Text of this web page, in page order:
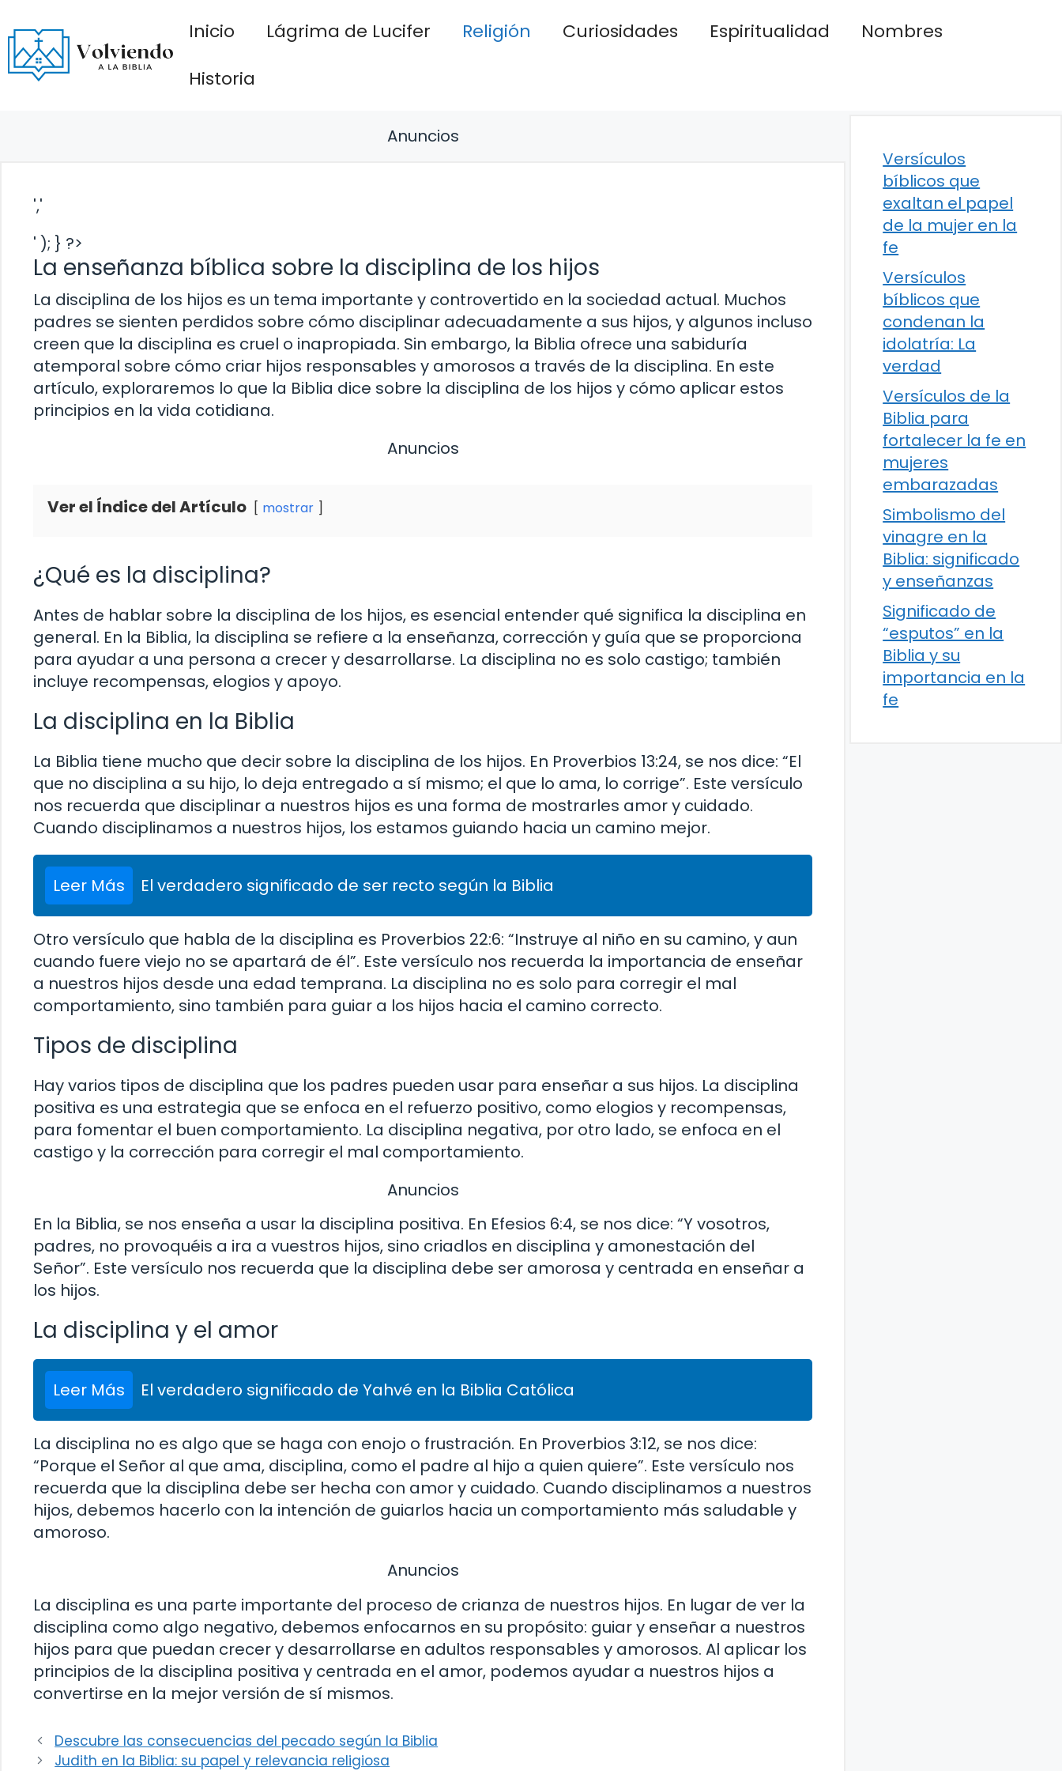
al
contenido
Inicio Lágrima de Lucifer Religión Curiosidades Espiritualidad
Nombres
Historia
Anuncios
','
' ); } ?>
La enseñanza bíblica sobre la disciplina de los hijos
La disciplina de los hijos es un tema importante y controvertido en la sociedad actual. Muchos
padres se sienten perdidos sobre cómo disciplinar adecuadamente a sus hijos, y algunos incluso
creen que la disciplina es cruel o inapropiada. Sin embargo, la Biblia ofrece una sabiduría
atemporal sobre cómo criar hijos responsables y amorosos a través de la disciplina. En este
artículo, exploraremos lo que la Biblia dice sobre la disciplina de los hijos y cómo aplicar estos
principios en la vida cotidiana.
Anuncios
Ver el Índice del Artículo mostrar
¿Qué es la disciplina?
Antes de hablar sobre la disciplina de los hijos, es esencial entender qué significa la disciplina en
general. En la Biblia, la disciplina se refiere a la enseñanza, corrección y guía que se proporciona
para ayudar a una persona a crecer y desarrollarse. La disciplina no es solo castigo; también
incluye recompensas, elogios y apoyo.
La disciplina en la Biblia
La Biblia tiene mucho que decir sobre la disciplina de los hijos. En Proverbios 13:24, se nos dice: “El
que no disciplina a su hijo, lo deja entregado a sí mismo; el que lo ama, lo corrige”. Este versículo
nos recuerda que disciplinar a nuestros hijos es una forma de mostrarles amor y cuidado.
Cuando disciplinamos a nuestros hijos, los estamos guiando hacia un camino mejor.
Leer Más El verdadero significado de ser recto según la Biblia
Otro versículo que habla de la disciplina es Proverbios 22:6: “Instruye al niño en su camino, y aun
cuando fuere viejo no se apartará de él”. Este versículo nos recuerda la importancia de enseñar
a nuestros hijos desde una edad temprana. La disciplina no es solo para corregir el mal
comportamiento, sino también para guiar a los hijos hacia el camino correcto.
Tipos de disciplina
Hay varios tipos de disciplina que los padres pueden usar para enseñar a sus hijos. La disciplina
positiva es una estrategia que se enfoca en el refuerzo positivo, como elogios y recompensas,
para fomentar el buen comportamiento. La disciplina negativa, por otro lado, se enfoca en el
castigo y la corrección para corregir el mal comportamiento.
Anuncios
En la Biblia, se nos enseña a usar la disciplina positiva. En Efesios 6:4, se nos dice: “Y vosotros,
padres, no provoquéis a ira a vuestros hijos, sino criadlos en disciplina y amonestación del
Señor”. Este versículo nos recuerda que la disciplina debe ser amorosa y centrada en enseñar a
los hijos.
La disciplina y el amor
Leer Más El verdadero significado de Yahvé en la Biblia Católica
La disciplina no es algo que se haga con enojo o frustración. En Proverbios 3:12, se nos dice:
“Porque el Señor al que ama, disciplina, como el padre al hijo a quien quiere”. Este versículo nos
recuerda que la disciplina debe ser hecha con amor y cuidado. Cuando disciplinamos a nuestros
hijos, debemos hacerlo con la intención de guiarlos hacia un comportamiento más saludable y
amoroso.
Anuncios
La disciplina es una parte importante del proceso de crianza de nuestros hijos. En lugar de ver la
disciplina como algo negativo, debemos enfocarnos en su propósito: guiar y enseñar a nuestros
hijos para que puedan crecer y desarrollarse en adultos responsables y amorosos. Al aplicar los
principios de la disciplina positiva y centrada en el amor, podemos ayudar a nuestros hijos a
convertirse en la mejor versión de sí mismos.
Descubre las consecuencias del pecado según la Biblia
Judith en la Biblia: su papel y relevancia religiosa
Versículos
bíblicos que
exaltan el papel
de la mujer en la
fe
Versículos
bíblicos que
condenan la
idolatría: La
verdad
Versículos de la
Biblia para
fortalecer la fe en
mujeres
embarazadas
Simbolismo del
vinagre en la
Biblia: significado
y enseñanzas
Significado de
“esputos” en la
Biblia y su
importancia en la
fe